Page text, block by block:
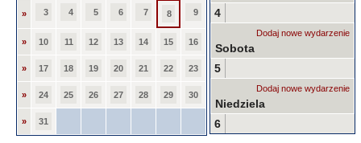
» 3 4 5 6 7 8 9
» 10 11 12 13 14 15 16
» 17 18 19 20 21 22 23
» 24 25 26 27 28 29 30
» 31
4
Dodaj nowe wydarzenie
Sobota
5
Dodaj nowe wydarzenie
Niedziela
6